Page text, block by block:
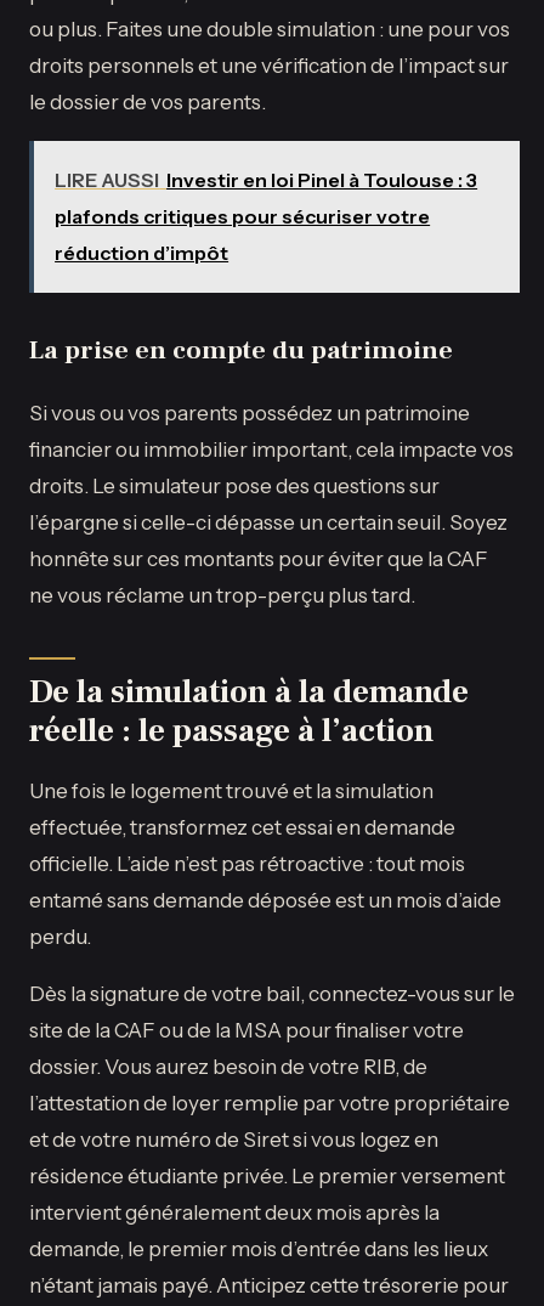
ou plus. Faites une double simulation : une pour vos
droits personnels et une vérification de l’impact sur
le dossier de vos parents.
LIRE AUSSI Investir en loi Pinel à Toulouse : 3
plafonds critiques pour sécuriser votre
réduction d’impôt
La prise en compte du patrimoine
Si vous ou vos parents possédez un patrimoine
financier ou immobilier important, cela impacte vos
droits. Le simulateur pose des questions sur
l’épargne si celle-ci dépasse un certain seuil. Soyez
honnête sur ces montants pour éviter que la CAF
ne vous réclame un trop-perçu plus tard.
De la simulation à la demande
réelle : le passage à l’action
Une fois le logement trouvé et la simulation
effectuée, transformez cet essai en demande
officielle. L’aide n’est pas rétroactive : tout mois
entamé sans demande déposée est un mois d’aide
perdu.
Dès la signature de votre bail, connectez-vous sur le
site de la CAF ou de la MSA pour finaliser votre
dossier. Vous aurez besoin de votre RIB, de
l’attestation de loyer remplie par votre propriétaire
et de votre numéro de Siret si vous logez en
résidence étudiante privée. Le premier versement
intervient généralement deux mois après la
demande, le premier mois d’entrée dans les lieux
n’étant jamais payé. Anticipez cette trésorerie pour